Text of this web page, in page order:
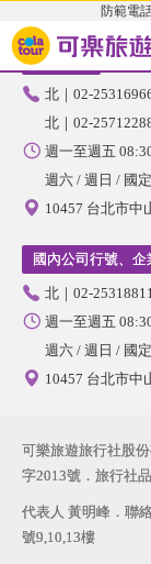
防範電
國內旅遊
北｜02-
北｜02-
週一至週五
週六 / 週日 / 國
10457 台北市中
國內公司行號、企
北｜02-
週一至週五
週六 / 週日 / 國
10457 台北市中
可樂旅遊旅行社股
字2013號．旅行社
代表人 黃明峰．聯
號9,10,13樓